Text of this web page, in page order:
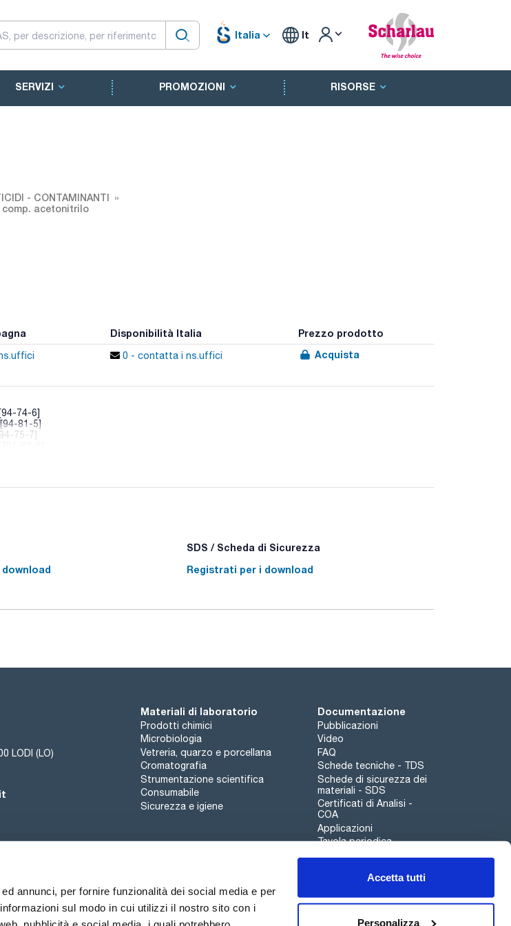
annunci, per fornire funzionalità dei social media e per
sul modo in cui utilizzi il nostro sito con i
Accetta tutti
Personalizza
Italia It
SERVIZI PROMOZIONI RISORSE
- CONTAMINANTI
comp. acetonitrilo
Disponibilità Italia Prezzo prodotto
0 - contatta i ns.uffici Acquista
74-6]
81-5]
75-7]
76-5]
SDS / Scheda di Sicurezza
Registrati per i download
LODI (LO)
Materiali di laboratorio
Prodotti chimici
Microbiologia
Vetreria, quarzo e porcellana
Cromatografia
Strumentazione scientifica
Consumabile
Sicurezza e igiene
Documentazione
Pubblicazioni
Video
FAQ
Schede tecniche - TDS
Schede di sicurezza dei
materiali - SDS
Certificati di Analisi -
COA
Applicazioni
Tavola periodica
Canale di segnalazioni
Eventi Contatto Novità